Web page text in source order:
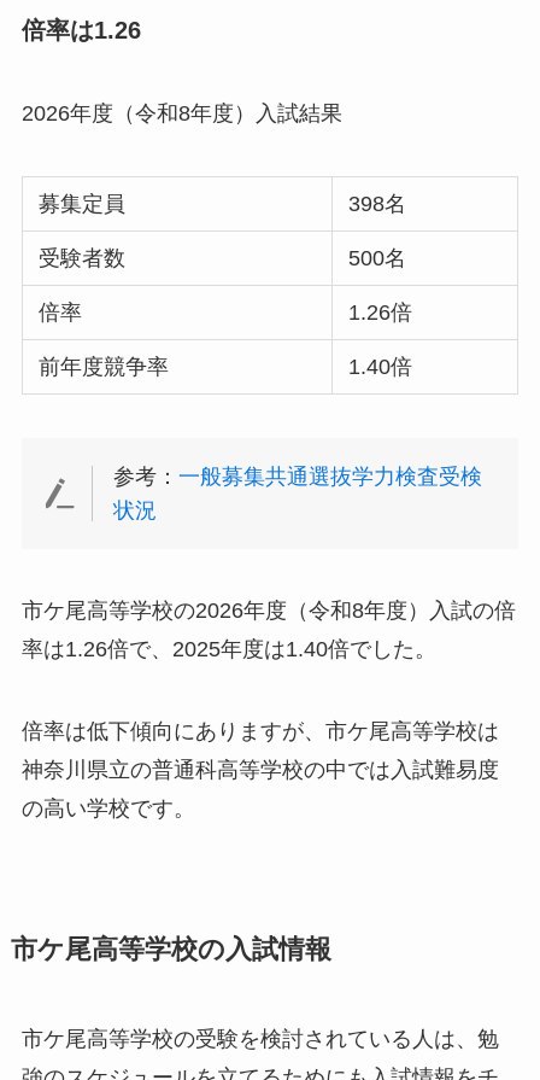
倍率は1.26
2026年度（令和8年度）入試結果
募集定員 398名
受験者数 500名
倍率 1.26倍
前年度競争率 1.40倍
参考：一般募集共通選抜学力検査受検
状況
市ケ尾高等学校の2026年度（令和8年度）入試の倍
率は1.26倍で、2025年度は1.40倍でした。
倍率は低下傾向にありますが、市ケ尾高等学校は
神奈川県立の普通科高等学校の中では入試難易度
の高い学校です。
市ケ尾高等学校の入試情報
市ケ尾高等学校の受験を検討されている人は、勉